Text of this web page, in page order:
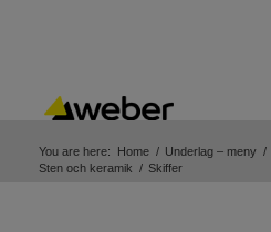
You are here: Home / Underlag – meny /
Sten och keramik / Skiffer